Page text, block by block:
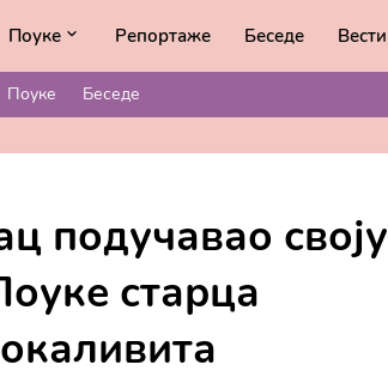
Поуке Репортаже Беседе Вести
Поуке Беседе
подучавао своју
старца